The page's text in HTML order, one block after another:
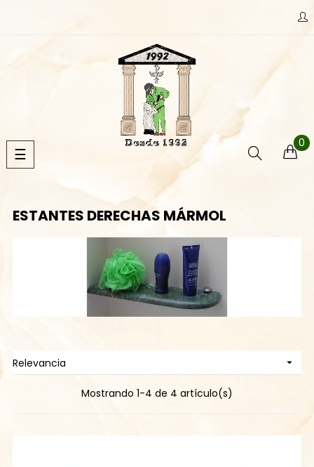
Navegación
de
☰
0
ESTANTES DERECHAS MÁRMOL
Relevancia 
Mostrando 1-4 de 4 artículo(s)